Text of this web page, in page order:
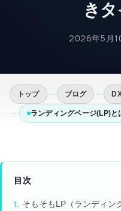
き
2026年5月
トップ ブログ
ランディングページ(LP)
目次
そもそもLP（ランディン